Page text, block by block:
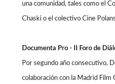
una comunidad, tales como el
Chaski o el colectivo Cine
Documenta Pro - II Foro de
Por segundo año consecutivo,
colaboración con la Madrid